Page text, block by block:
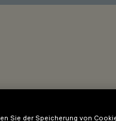
Sie der Speicherung von